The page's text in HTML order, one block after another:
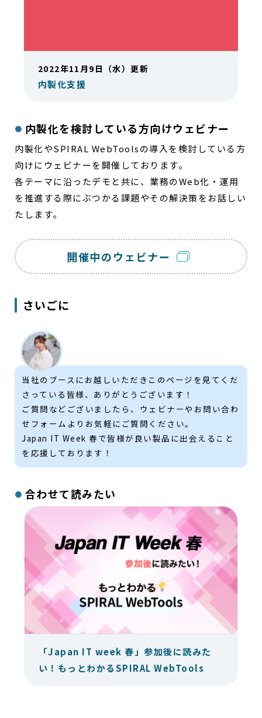
2022年11月9日（水）更新
内製化支援
内製化を検討している方向けウェビナー
内製化やSPIRAL WebToolsの導入を検討している方
向けにウェビナーを開催しております。
各テーマに沿ったデモと共に、業務のWeb化・運用
を推進する際にぶつかる課題やその解決策をお話しい
たします。
開催中のウェビナー
さいごに
当社のブースにお越しいただきこのページを見てくだ
さっている皆様、ありがとうございます！
ご質問などございましたら、ウェビナーやお問い合わ
せフォームよりお気軽にご質問ください。
Japan IT Week 春で皆様が良い製品に出会えること
を応援しております！
合わせて読みたい
「Japan IT week 春」参加後に読みた
い！もっとわかるSPIRAL WebTools